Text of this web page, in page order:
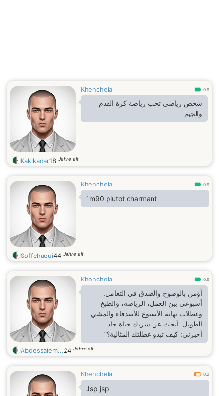
Khenchela 0.9
شخص رياضي تحب رياضة كرة القدم
والجيم
Kakikadar18 Jahre alt
Khenchela 0.9
1m90 plutot charmant
Soffchaoui44 Jahre alt
Khenchela 0.9
أؤمن بالوضوح والصدق في التعامل.
أسبوعي بين العمل، الرياضة، والطبخ—
وعطلات نهاية الأسبوع للأصدقاء والمشي
الطويل. أبحث عن شريك حياة جاد.
أخبرني: كيف تبدو عطلتك المثالية؟"
Abdessalem...24 Jahre alt
Khenchela 0.2
Jsp jsp